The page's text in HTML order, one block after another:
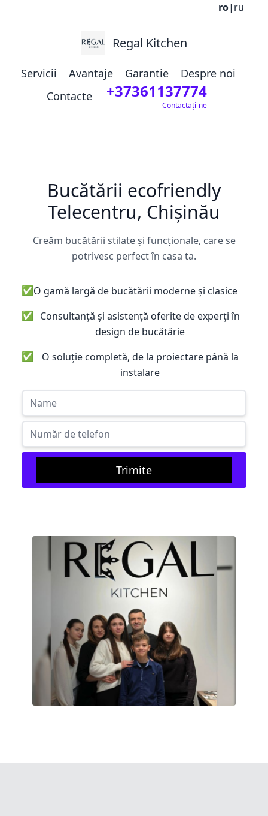
ro| ru
Regal Kitchen
Servicii Avantaje Garantie
Despre noi
Contacte
+37361137774
Contactați-ne
Bucătării ecofriendly
Telecentru, Chișinău
Creăm bucătării stilate și funcționale, care se
potrivesc perfect în casa ta.
✅O gamă largă de bucătării moderne și clasice
✅ Consultanță și asistență oferite de experți în
design de bucătărie
✅
O soluție completă, de la proiectare până la
instalare
Trimite